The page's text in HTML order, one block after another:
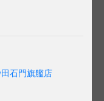
石門旗艦店